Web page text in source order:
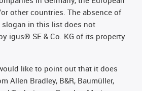
other countries. The absence of
slogan in this list does not
igus® SE & Co. KG of its property
like to point out that it does
Allen Bradley, B&R, Baumüller,